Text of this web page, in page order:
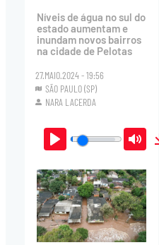
Níveis de água no sul do
estado aumentam e
inundam novos bairros
na cidade de Pelotas
27.MAIO.2024 - 19:56
SÃO PAULO (SP)
NARA LACERDA
Play Mute